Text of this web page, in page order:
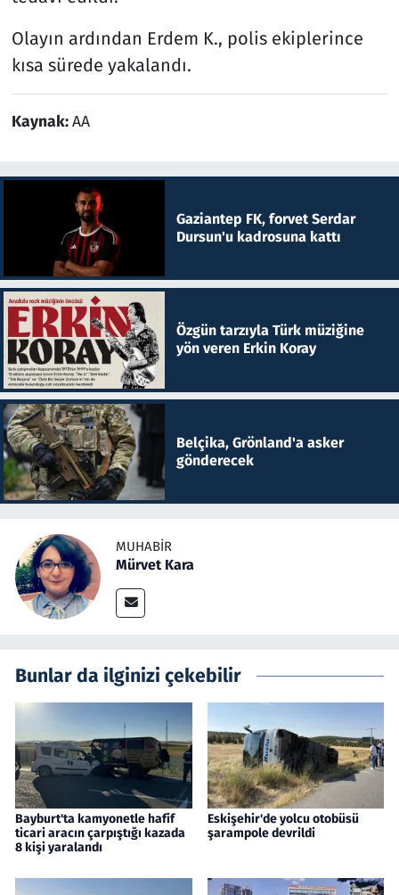
Olayın ardından Erdem K., polis ekiplerince
kısa sürede yakalandı.
Kaynak:AA
Gaziantep FK, forvet Serdar
Dursun'u kadrosuna kattı
Özgün tarzıyla Türk müziğine
yön veren Erkin Koray
Belçika, Grönland'a asker
gönderecek
MUHABIR
Mürvet Kara
Bunlar da ilginizi çekebilir
Bayburt'ta kamyonetle hafif
ticari aracın çarpıştığı kazada
8 kişi yaralandı
Eskişehir'de yolcu otobüsü
şarampole devrildi